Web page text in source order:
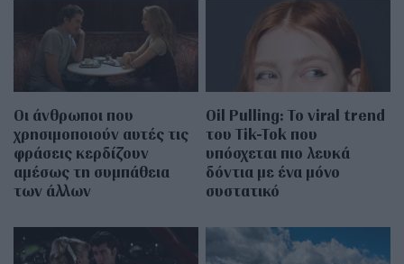
Οι άνθρωποι που
χρησιμοποιούν αυτές τις
φράσεις κερδίζουν
αμέσως τη συμπάθεια
των άλλων
Oil Pulling: To viral trend
του Tik-Tok που
υπόσχεται πιο λευκά
δόντια με ένα μόνο
συστατικό